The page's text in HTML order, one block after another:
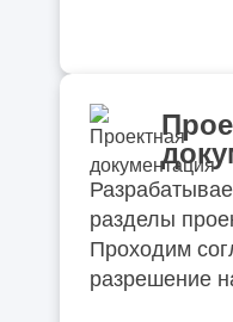
разделы
Проходим
разрешение